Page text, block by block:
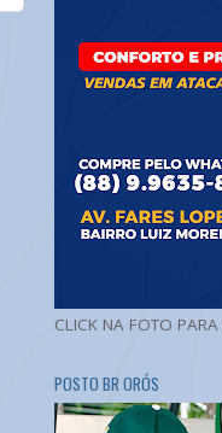
CLICK NA FOTO
POSTO BR ORÓS